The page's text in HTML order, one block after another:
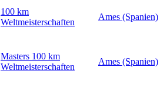
100 km
Weltmeisterschaften
Ames (Spanien)
Masters 100 km
Weltmeisterschaften
Ames (Spanien)